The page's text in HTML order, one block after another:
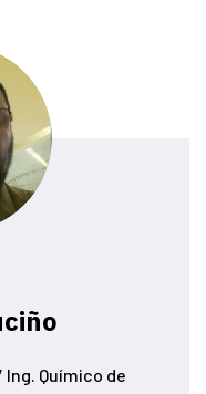
Químico de